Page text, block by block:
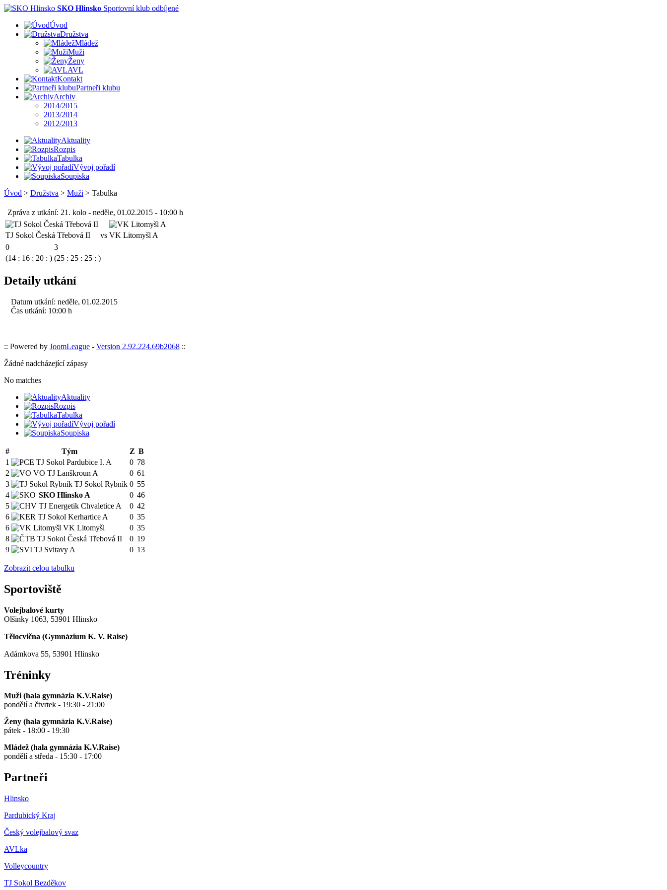
SKO Hlinsko Sportovní klub odbíjené
Úvod
Družstva
Mládež
Muži
Ženy
AVL
Kontakt
Partneři klubu
Archiv
2014/2015
2013/2014
2012/2013
Aktuality
Rozpis
Tabulka
Vývoj pořadí
Soupiska
Úvod > Družstva > Muži > Tabulka
Zpráva z utkání: 21. kolo - neděle, 01.02.2015 - 10:00 h
TJ Sokol Česká Třebová II vs VK Litomyšl A
0
3
(14 : 16 : 20 : ) (25 : 25 : 25 : )
Detaily utkání
Datum utkání: neděle, 01.02.2015
Čas utkání: 10:00 h
:: Powered by JoomLeague - Version 2.92.224.69b2068 ::
Žádné nadcházející zápasy
No matches
Aktuality
Rozpis
Tabulka
Vývoj pořadí
Soupiska
# Tým Z B
1
TJ Sokol Pardubice I. A 0 78
2
VO TJ Lanškroun A 0 61
3
TJ Sokol Rybník 0 55
4
SKO Hlinsko A 0 46
5
TJ Energetik Chvaletice A 0 42
6
TJ Sokol Kerhartice A 0 35
6
VK Litomyšl 0 35
8
TJ Sokol Česká Třebová II 0 19
9
TJ Svitavy A 0 13
Zobrazit celou tabulku
Sportoviště
Volejbalové kurty
Olšinky 1063, 53901 Hlinsko
Tělocvična (Gymnázium K. V. Raise)
Adámkova 55, 53901 Hlinsko
Tréninky
Muži (hala gymnázia K.V.Raise)
pondělí a čtvrtek - 19:30 - 21:00
Ženy (hala gymnázia K.V.Raise)
pátek - 18:00 - 19:30
Mládež (hala gymnázia K.V.Raise)
pondělí a středa - 15:30 - 17:00
Partneři
Hlinsko
Pardubický Kraj
Český volejbalový svaz
AVLka
Volleycountry
TJ Sokol Bezděkov